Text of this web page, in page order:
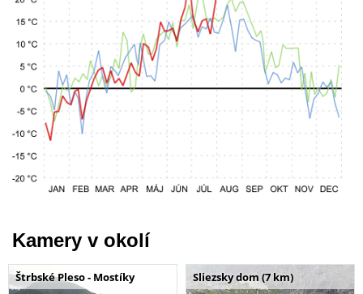
Kamery v okolí
Štrbské Pleso - Mostíky Sliezsky dom (7 km)